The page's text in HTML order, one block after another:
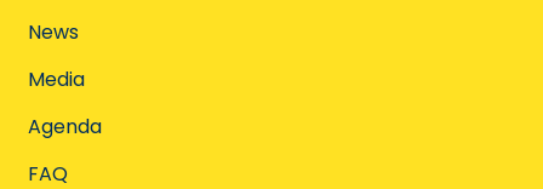
News
Media
Agenda
FAQ